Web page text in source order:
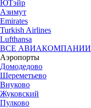
ЮТэйр
Азимут
Emirates
Turkish Airlines
Lufthansa
ВСЕ АВИАКОМПАНИИ
Аэропорты
Домодедово
Шереметьево
Внуково
Жуковский
Пулково